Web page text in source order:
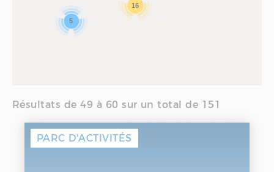
16
5
Résultats de 49 à 60 sur un total de 151
PARC D'ACTIVITÉS